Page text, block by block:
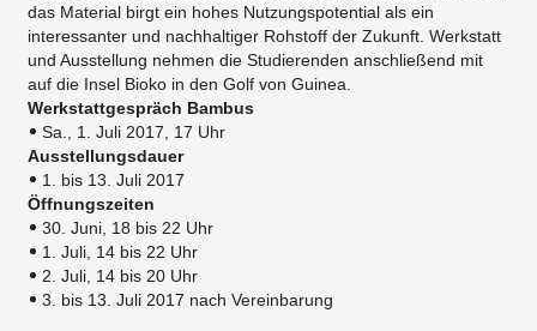
das Material birgt ein hohes Nutzungspotential als ein
interessanter und nachhaltiger Rohstoff der Zukunft. Werkstatt
und Ausstellung nehmen die Studierenden anschließend mit
auf die Insel Bioko in den Golf von Guinea.
Werkstattgespräch Bambus
Sa., 1. Juli 2017, 17 Uhr
Ausstellungsdauer
1. bis 13. Juli 2017
Öffnungszeiten
30. Juni, 18 bis 22 Uhr
1. Juli, 14 bis 22 Uhr
2. Juli, 14 bis 20 Uhr
3. bis 13. Juli 2017 nach Vereinbarung